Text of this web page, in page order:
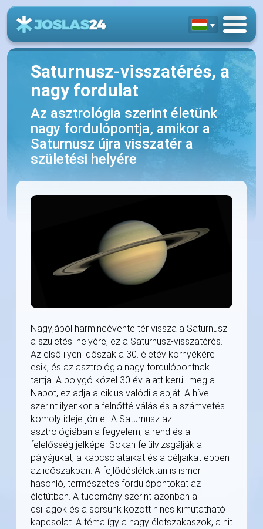
Saturnusz-visszatérés, a
nagy fordulat
Az asztrológia szerint életünk
nagy fordulópontja, amikor a
Saturnusz újra visszatér a
születési helyére
Nagyjából harmincévente tér vissza a Saturnusz
a születési helyére, ez a Saturnusz-visszatérés.
Az első ilyen időszak a 30. életév környékére
esik, és az asztrológia nagy fordulópontnak
tartja. A bolygó közel 30 év alatt kerüli meg a
Napot, ez adja a ciklus valódi alapját. A hívei
szerint ilyenkor a felnőtté válás és a számvetés
komoly ideje jön el. A Saturnusz az
asztrológiában a fegyelem, a rend és a
felelősség jelképe. Sokan felülvizsgálják a
pályájukat, a kapcsolataikat és a céljaikat ebben
az időszakban. A fejlődéslélektan is ismer
hasonló, természetes fordulópontokat az
életútban. A tudomány szerint azonban a
csillagok és a sorsunk között nincs kimutatható
kapcsolat. A téma így a nagy életszakaszok, a hit